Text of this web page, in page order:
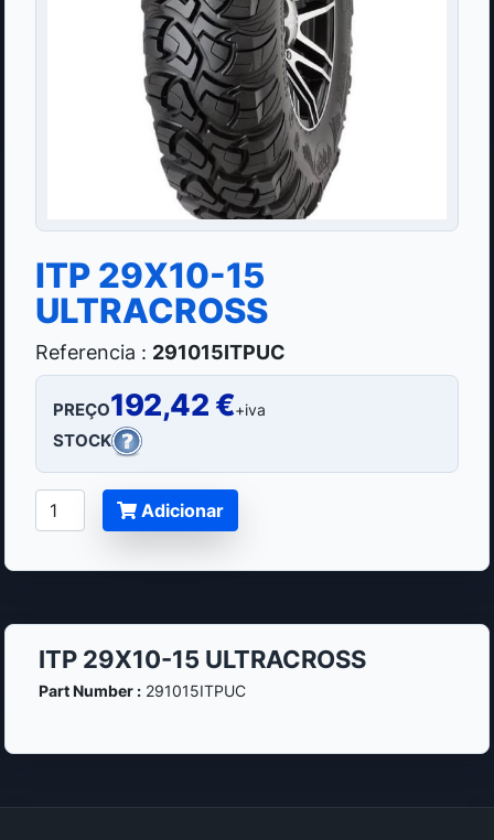
ITP 29X10-15
ULTRACROSS
Referencia : 291015ITPUC
PREÇO192,42 €+iva
STOCK
Adicionar
ITP 29X10-15 ULTRACROSS
Part Number :291015ITPUC